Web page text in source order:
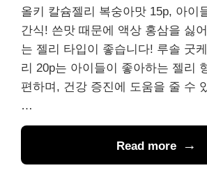
올키 칼슘젤리 복숭아맛 15p, 아이
간식! 쓴맛 때문에 액상 홍삼을 싫
는 젤리 타입이 좋습니다! 루솔 굿
리 20p는 아이들이 좋아하는 젤리
편하며, 건강 증진에 도움을 줄 수
…
Read more